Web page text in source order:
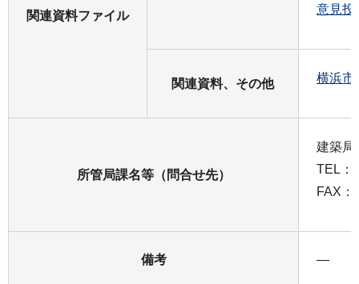
関連資料ファイル
意見投
関連資料、その他 横浜市
所管局課名等（問合せ先）
建築局
TEL：
FAX：
備考 ―